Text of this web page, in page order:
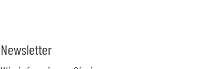
Newsletter